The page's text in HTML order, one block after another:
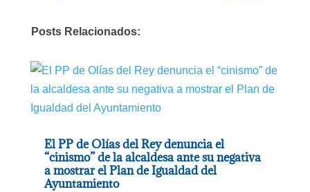
Posts Relacionados:
El PP de Olías del Rey denuncia el
“cinismo” de la alcaldesa ante su negativa
a mostrar el Plan de Igualdad del
Ayuntamiento